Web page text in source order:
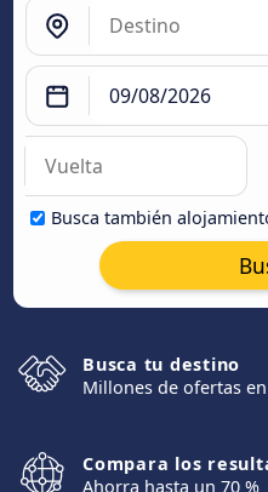
Busca también
Busca tu destino
Millones de ofertas
Compara los
Ahorra hasta un 70 %